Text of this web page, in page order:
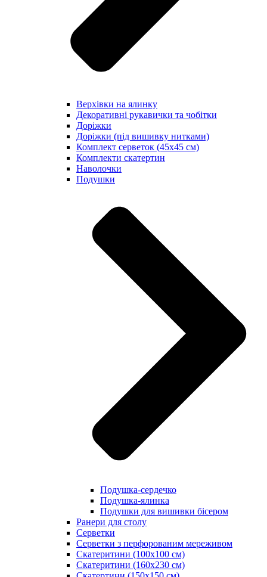
Верхівки на ялинку
Декоративні рукавички та чобітки
Доріжки
Доріжки (під вишивку нитками)
Комплект серветок (45х45 см)
Комплекти скатертин
Наволочки
Подушки
Подушка-сердечко
Подушка-ялинка
Подушки для вишивки бісером
Ранери для столу
Серветки
Серветки з перфорованим мереживом
Скатеритини (100х100 см)
Скатеритини (160х230 см)